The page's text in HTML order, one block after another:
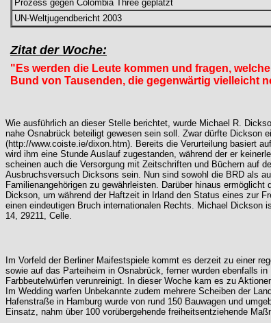
Prozess gegen Colombia Three geplatzt
UN-Weltjugendbericht 2003
Zitat der Woche:
"Es werden die Leute kommen und fragen,
Bund von Tausenden, die gegenwärtig vielleicht
Wie ausführlich an dieser Stelle berichtet, wurde Michael R.
nahe Osnabrück beteiligt gewesen sein soll. Zwar dürfte Dickson
(http://www.coiste.ie/dixon.htm). Bereits die Verurteilung basiert
wird ihm eine Stunde Auslauf zugestanden, während der er
scheinen auch die Versorgung mit Zeitschriften und Büchern auf
Ausbruchsversuch Dicksons sein. Nun sind sowohl die BRD als
Familienangehörigen zu gewährleisten. Darüber hinaus
Dickson, um während der Haftzeit in Irland den Status eines zur
einen eindeutigen Bruch internationalen Rechts. Michael
14, 29211, Celle.
Im Vorfeld der Berliner Maifestspiele kommt es derzeit zu einer
sowie auf das Parteiheim in Osnabrück, ferner wurden ebenfalls
Farbbeutelwürfen verunreinigt. In dieser Woche kam es zu
Im Wedding warfen Unbekannte zudem mehrere Scheiben der
Hafenstraße in Hamburg wurde von rund 150 Bauwagen und
Einsatz, nahm über 100 vorübergehende freiheitsentziehende